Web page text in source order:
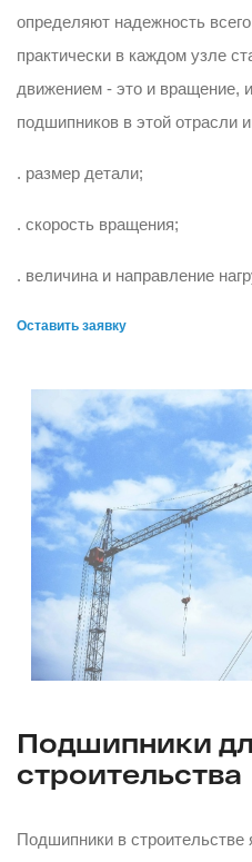
определяют надежность
практически в каждом узле
движением - это и вращение,
подшипников в этой отрасли
. размер детали;
. скорость вращения;
. величина и направление
Оставить заявку
Подшипники
строительства
Подшипники в